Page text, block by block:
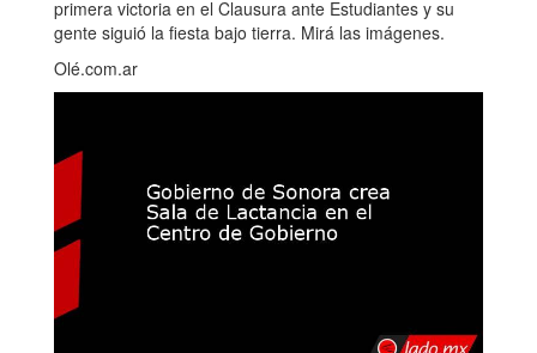
primera victoria en el Clausura ante Estudiantes y su
gente siguió la fiesta bajo tierra. Mirá las imágenes.
Olé.com.ar